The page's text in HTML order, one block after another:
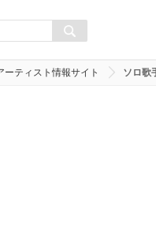
ーティスト情報サイト ソロ歌